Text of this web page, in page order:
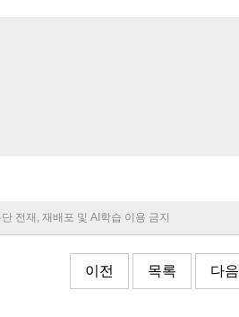
전재, 재배포 및 AI학습 이용 금지
이전 목록 다음